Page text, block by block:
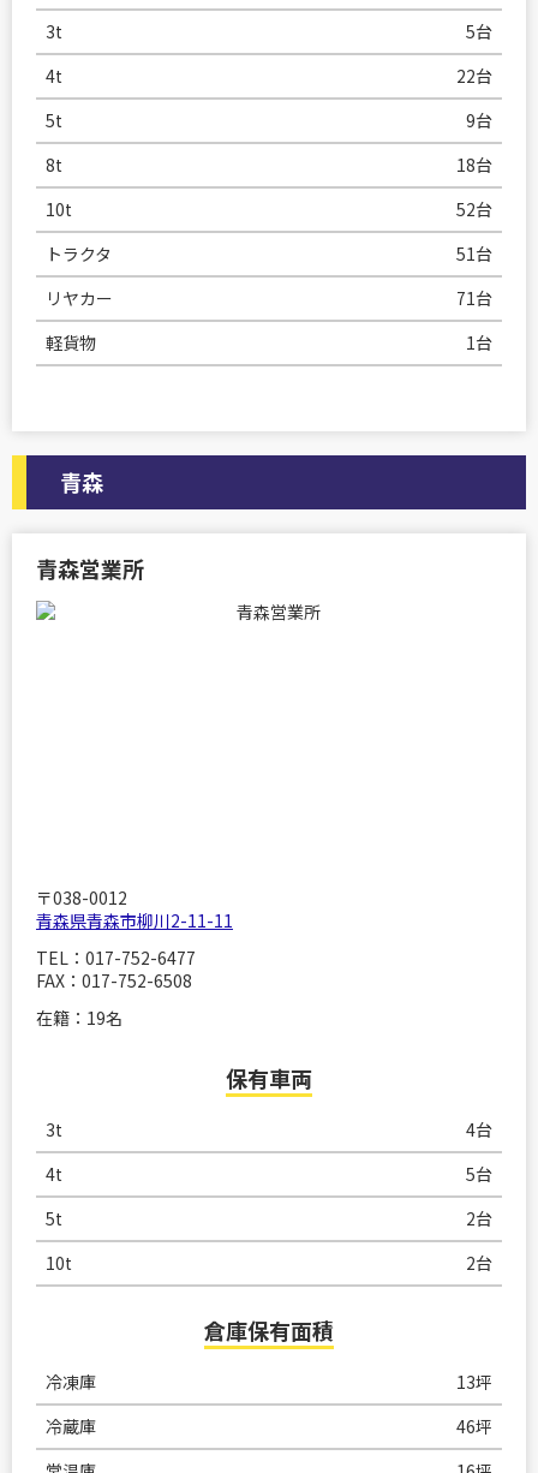
3t
5台
4t
22台
5t
9台
8t
18台
10t
52台
トラクタ
51台
リヤカー
71台
軽貨物
1台
青森
青森営業所
〒038-0012
青森県青森市柳川2-11-11
TEL：017-752-6477
FAX：017-752-6508
在籍：19名
保有車両
3t
4台
4t
5台
5t
2台
10t
2台
倉庫保有面積
冷凍庫
13坪
冷蔵庫
46坪